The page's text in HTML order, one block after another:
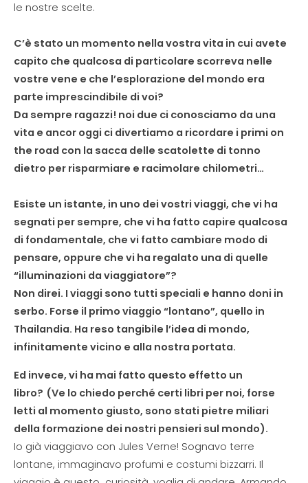
le nostre scelte.
C’è stato un momento nella vostra vita in cui avete
capito che qualcosa di particolare scorreva nelle
vostre vene e che l’esplorazione del mondo era
parte imprescindibile di voi?
Da sempre ragazzi! noi due ci conosciamo da una
vita e ancor oggi ci divertiamo a ricordare i primi on
the road con la sacca delle scatolette di tonno
dietro per risparmiare e racimolare chilometri…
Esiste un istante, in uno dei vostri viaggi, che vi ha
segnati per sempre, che vi ha fatto capire qualcosa
di fondamentale, che vi fatto cambiare modo di
pensare, oppure che vi ha regalato una di quelle
“illuminazioni da viaggiatore”?
Non direi. I viaggi sono tutti speciali e hanno doni in
serbo. Forse il primo viaggio “lontano”, quello in
Thailandia. Ha reso tangibile l’idea di mondo,
infinitamente vicino e alla nostra portata.
Ed invece, vi ha mai fatto questo effetto un
libro? (Ve lo chiedo perché certi libri per noi, forse
letti al momento giusto, sono stati pietre miliari
della formazione dei nostri pensieri sul mondo).
Io già viaggiavo con Jules Verne! Sognavo terre
lontane, immaginavo profumi e costumi bizzarri. Il